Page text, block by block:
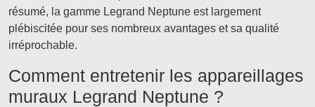
résumé, la gamme Legrand Neptune est largement
plébiscitée pour ses nombreux avantages et sa qualité
irréprochable.
Comment entretenir les appareillages
muraux Legrand Neptune ?